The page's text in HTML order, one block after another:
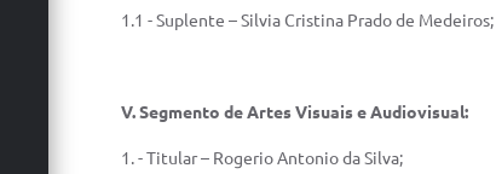
1.1 - Suplente – Silvia Cristina Prado de Medeiros;
V. Segmento de Artes Visuais e Audiovisual:
1. - Titular – Rogerio Antonio da Silva;